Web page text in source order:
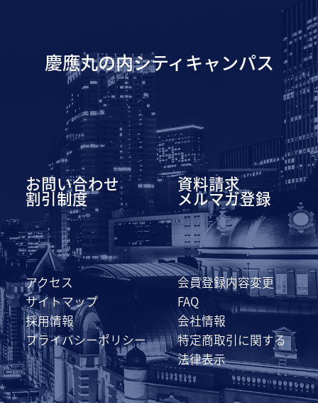
慶應丸の内シティキャンパス
お問い合わせ 資料請求
割引制度 メルマガ登録
アクセス
会員登録内容変更
サイトマップ
FAQ
採用情報
会社情報
プライバシーポリシー
特定商取引に関する
法律表示